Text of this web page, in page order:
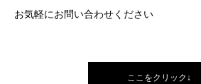
お気軽にお問い合わせください
ここをクリック↓